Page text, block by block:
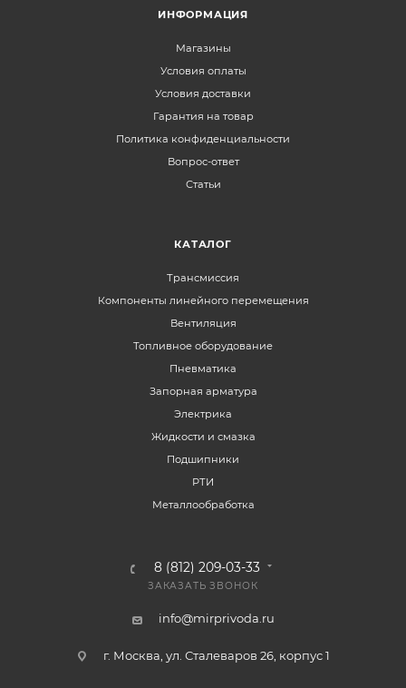
ИНФОРМАЦИЯ
Магазины
Условия оплаты
Условия доставки
Гарантия на товар
Политика конфиденциальности
Вопрос-ответ
Статьи
КАТАЛОГ
Трансмиссия
Компоненты линейного перемещения
Вентиляция
Топливное оборудование
Пневматика
Запорная арматура
Электрика
Жидкости и смазка
Подшипники
РТИ
Металлообработка
8 (812) 209-03-33
ЗАКАЗАТЬ ЗВОНОК
info@mirprivoda.ru
г. Москва, ул. Сталеваров 26, корпус 1